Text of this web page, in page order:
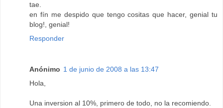
tae.
en fín me despido que tengo cositas que hacer, genial tu
blog!, genial!
Responder
Anónimo 1 de junio de 2008 a las 13:47
Hola,
Una inversion al 10%, primero de todo, no la recomiendo.